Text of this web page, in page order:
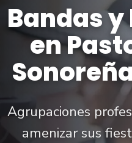
Bandas
en
Agrupaciones
amenizar sus